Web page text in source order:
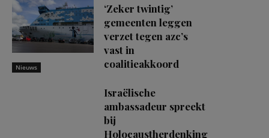
Nieuws
‘Zeker twintig’
gemeenten leggen
verzet tegen azc’s
vast in
coalitieakkoord
Israëlische
ambassadeur spreekt
bij
Holocaustherdenking